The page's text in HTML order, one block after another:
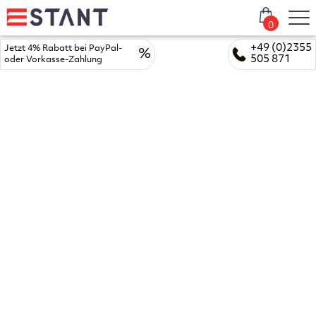
+49 (0)2355
505 871
Jetzt 4% Rabatt bei PayPal-
oder Vorkasse-Zahlung
%
0